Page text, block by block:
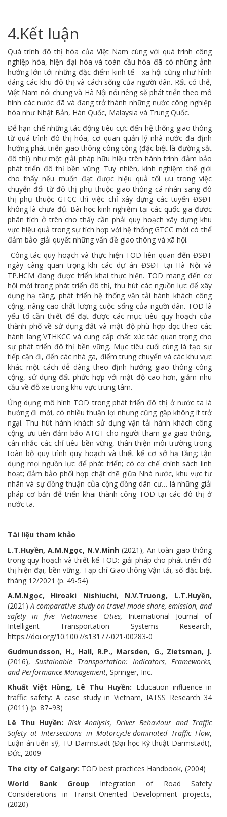
4.Kết luận
Quá trình đô thị hóa của Việt Nam cùng với quá trình công
nghiệp hóa, hiện đại hóa và toàn cầu hóa đã có những ảnh
hưởng lớn tới những đặc điểm kinh tế - xã hội cũng như hình
dáng các khu đô thị và cách sống của người dân. Rất có thể,
Việt Nam nói chung và Hà Nội nói riêng sẽ phát triển theo mô
hình các nước đã và đang trở thành những nước công nghiệp
hóa như Nhật Bản, Hàn Quốc, Malaysia và Trung Quốc.
Để hạn chế những tác động tiêu cực đến hệ thống giao thông
từ quá trình đô thị hóa, cơ quan quản lý nhà nước đã định
hướng phát triển giao thông công cộng (đặc biệt là đường sắt
đô thị) như một giải pháp hữu hiệu trên hành trình đảm bảo
phát triển đô thị bền vững. Tuy nhiên, kinh nghiệm thế giới
cho thấy nếu muốn đạt được hiệu quả tối ưu trong việc
chuyển đổi từ đô thị phụ thuộc giao thông cá nhân sang đô
thị phụ thuộc GTCC thì việc chỉ xây dựng các tuyến ĐSĐT
không là chưa đủ. Bài học kinh nghiệm tại các quốc gia được
phân tích ở trên cho thấy cần phải quy hoạch xây dựng khu
vực hiệu quả trong sự tích hợp với hệ thống GTCC mới có thể
đảm bảo giải quyết những vấn đề giao thông và xã hội.
Công tác quy hoạch và thực hiện TOD liên quan đến ĐSĐT
ngày càng quan trọng khi các dự án ĐSĐT tại Hà Nội và
TP.HCM đang được triển khai thực hiện. TOD mang đến cơ
hội mới trong phát triển đô thị, thu hút các nguồn lực để xây
dựng hạ tầng, phát triển hệ thống vận tải hành khách công
cộng, nâng cao chất lượng cuộc sống của người dân. TOD là
yếu tố cần thiết để đạt được các mục tiêu quy hoạch của
thành phố về sử dụng đất và mật độ phù hợp dọc theo các
hành lang VTHKCC và cung cấp chất xúc tác quan trọng cho
sự phát triển đô thị bền vững. Mục tiêu cuối cùng là tạo sự
tiếp cận đi, đến các nhà ga, điểm trung chuyển và các khu vực
khác một cách dễ dàng theo định hướng giao thông công
cộng, sử dụng đất phức hợp với mật độ cao hơn, giảm nhu
cầu về đỗ xe trong khu vực trung tâm.
Ứng dụng mô hình TOD trong phát triển đô thị ở nước ta là
hướng đi mới, có nhiều thuận lợi nhưng cũng gặp không ít trở
ngại. Thu hút hành khách sử dụng vận tải hành khách công
cộng; ưu tiên đảm bảo ATGT cho người tham gia giao thông,
cân nhắc các chỉ tiêu bền vững, thân thiện môi trường trong
toàn bộ quy trình quy hoạch và thiết kế cơ sở hạ tầng; tận
dụng mọi nguồn lực để phát triển; có cơ chế chính sách linh
hoạt; đảm bảo phối hợp chặt chẽ giữa Nhà nước, khu vực tư
nhân và sự đồng thuận của cộng đồng dân cư… là những giải
pháp cơ bản để triển khai thành công TOD tại các đô thị ở
nước ta.
Tài liệu tham khảo
L.T.Huyền, A.M.Ngọc, N.V.Minh (2021), An toàn giao thông
trong quy hoạch và thiết kế TOD: giải pháp cho phát triển đô
thị hiện đại, bền vững, Tạp chí Giao thông Vận tải, số đặc biệt
tháng 12/2021 (p. 49-54)
A.M.Ngọc, Hiroaki Nishiuchi, N.V.Truong, L.T.Huyền,
(2021)A comparative study on travel mode share, emission, and
safety in five Vietnamese Cities, International Journal of
Intelligent Transportation Systems Research,
https://doi.org/10.1007/s13177-021-00283-0
Gudmundsson, H., Hall, R.P., Marsden, G., Zietsman, J.
(2016), Sustainable Transportation: Indicators, Frameworks,
and Performance Management, Springer, Inc.
Khuất Việt Hùng, Lê Thu Huyền: Education influence in
traffic safety: A case study in Vietnam, IATSS Research 34
(2011) (p. 87–93)
Lê Thu Huyền: Risk Analysis, Driver Behaviour and Traffic
Safety at Intersections in Motorcycle-dominated Traffic Flow,
Luận án tiến sỹ, TU Darmstadt (Đại học Kỹ thuật Darmstadt),
Đức, 2009
The city of Calgary: TOD best practices Handbook, (2004)
World Bank Group Integration of Road Safety
Considerations in Transit-Oriented Development projects,
(2020)